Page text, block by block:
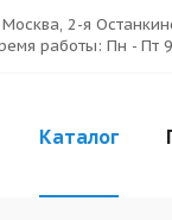
Москва, 2-я
работы: Пн - Пт
Каталог